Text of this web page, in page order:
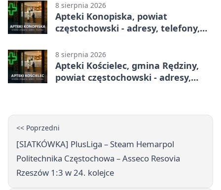
8 sierpnia 2026
Apteki Konopiska, powiat
częstochowski - adresy, telefony,
8 sierpnia 2026
Apteki Kościelec, gmina Rędziny,
powiat częstochowski - adresy,
<< Poprzedni
[SIATKÓWKA] PlusLiga – Steam Hemarpol
Politechnika Częstochowa – Asseco Resovia
Rzeszów 1:3 w 24. kolejce